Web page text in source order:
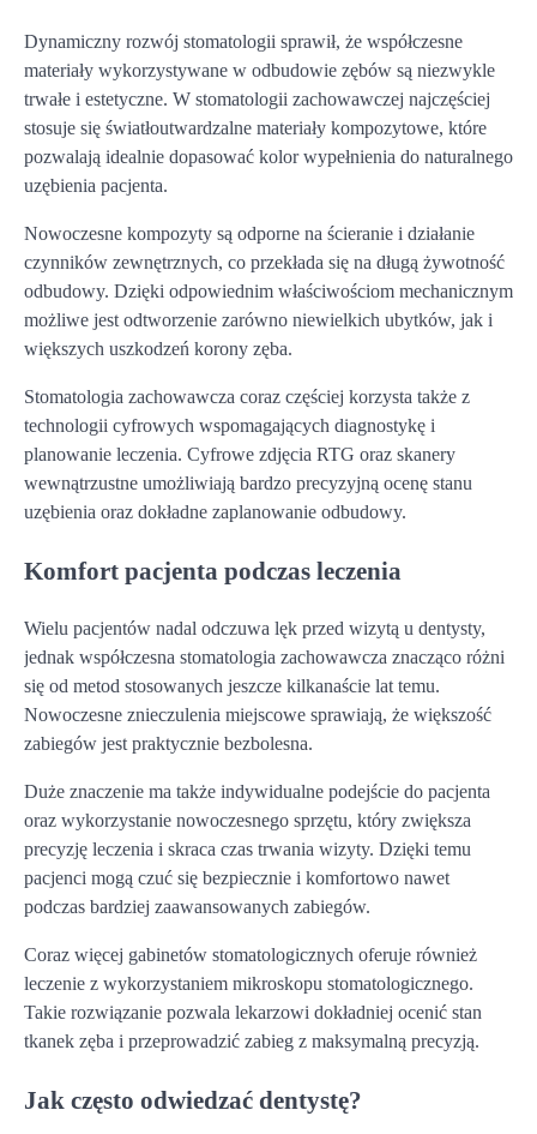
Dynamiczny rozwój stomatologii sprawił, że współczesne
materiały wykorzystywane w odbudowie zębów są niezwykle
trwałe i estetyczne. W stomatologii zachowawczej najczęściej
stosuje się światłoutwardzalne materiały kompozytowe, które
pozwalają idealnie dopasować kolor wypełnienia do naturalnego
uzębienia pacjenta.
Nowoczesne kompozyty są odporne na ścieranie i działanie
czynników zewnętrznych, co przekłada się na długą żywotność
odbudowy. Dzięki odpowiednim właściwościom mechanicznym
możliwe jest odtworzenie zarówno niewielkich ubytków, jak i
większych uszkodzeń korony zęba.
Stomatologia zachowawcza coraz częściej korzysta także z
technologii cyfrowych wspomagających diagnostykę i
planowanie leczenia. Cyfrowe zdjęcia RTG oraz skanery
wewnątrzustne umożliwiają bardzo precyzyjną ocenę stanu
uzębienia oraz dokładne zaplanowanie odbudowy.
Komfort pacjenta podczas leczenia
Wielu pacjentów nadal odczuwa lęk przed wizytą u dentysty,
jednak współczesna stomatologia zachowawcza znacząco różni
się od metod stosowanych jeszcze kilkanaście lat temu.
Nowoczesne znieczulenia miejscowe sprawiają, że większość
zabiegów jest praktycznie bezbolesna.
Duże znaczenie ma także indywidualne podejście do pacjenta
oraz wykorzystanie nowoczesnego sprzętu, który zwiększa
precyzję leczenia i skraca czas trwania wizyty. Dzięki temu
pacjenci mogą czuć się bezpiecznie i komfortowo nawet
podczas bardziej zaawansowanych zabiegów.
Coraz więcej gabinetów stomatologicznych oferuje również
leczenie z wykorzystaniem mikroskopu stomatologicznego.
Takie rozwiązanie pozwala lekarzowi dokładniej ocenić stan
tkanek zęba i przeprowadzić zabieg z maksymalną precyzją.
Jak często odwiedzać dentystę?